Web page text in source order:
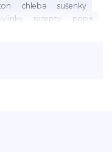
chleba
sušenky
recepty
popis